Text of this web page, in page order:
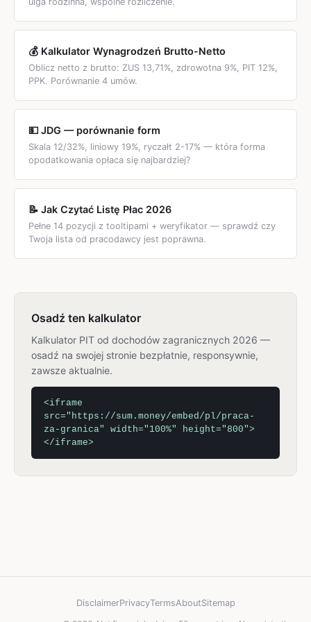
💰 Kalkulator Wynagrodzeń Brutto-Netto
Oblicz netto z brutto: ZUS 13,71%, zdrowotna 9%, PIT 12%,
PPK. Porównanie 4 umów.
💵 JDG — porównanie form
Skala 12/32%, liniowy 19%, ryczałt 2-17% — która forma
opodatkowania opłaca się najbardziej?
📝 Jak Czytać Listę Płac 2026
Pełne 14 pozycji z tooltipami + weryfikator — sprawdź czy
Twoja lista od pracodawcy jest poprawna.
Osadź ten kalkulator
Kalkulator PIT od dochodów zagranicznych 2026 —
osadź na swojej stronie bezpłatnie, responsywnie,
zawsze aktualnie.
<iframe
src="https://sum.money/embed/pl/praca-
za-granica" width="100%" height="800">
</iframe>
DisclaimerPrivacyTermsAboutSitemap